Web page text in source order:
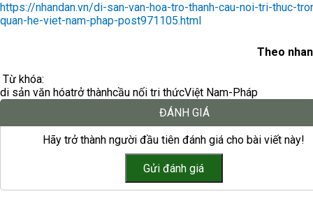
https://nhandan.vn/di-san-van-hoa-tro-thanh-cau-noi-tri-thuc-
quan-he-viet-nam-phap-post971105.html
Theo
Từ khóa:
di sản văn hóatrở thànhcầu nối tri thứcViệt Nam-Pháp
ĐÁNH GIÁ
Hãy trở thành người đầu tiên đánh giá cho bài viết này!